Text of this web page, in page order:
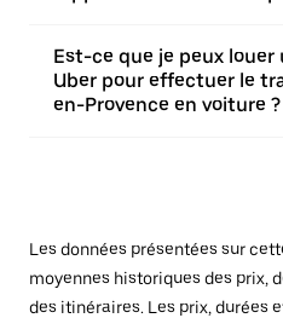
Est-ce que je peux louer
Uber pour effectuer le
en-Provence en voiture ?
Les données présentées sur
moyennes historiques des prix,
des itinéraires. Les prix, durées